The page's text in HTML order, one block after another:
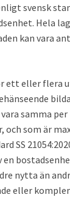
svensk
Hela
kan vara
ett eller flera
samma
som är
SS
en
nytta än
eller